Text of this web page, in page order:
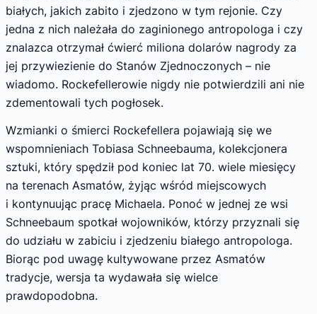
białych, jakich zabito i zjedzono w tym rejonie. Czy
jedna z nich należała do zaginionego antropologa i czy
znalazca otrzymał ćwierć miliona dolarów nagrody za
jej przywiezienie do Stanów Zjednoczonych – nie
wiadomo. Rockefellerowie nigdy nie potwierdzili ani nie
zdementowali tych pogłosek.
Wzmianki o śmierci Rockefellera pojawiają się we
wspomnieniach Tobiasa Schneebauma, kolekcjonera
sztuki, który spędził pod koniec lat 70. wiele miesięcy
na terenach Asmatów, żyjąc wśród miejscowych
i kontynuując pracę Michaela. Ponoć w jednej ze wsi
Schneebaum spotkał wojowników, którzy przyznali się
do udziału w zabiciu i zjedzeniu białego antropologa.
Biorąc pod uwagę kultywowane przez Asmatów
tradycje, wersja ta wydawała się wielce
prawdopodobna.